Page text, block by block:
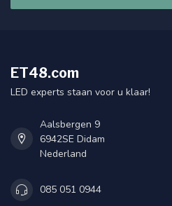
ET48.com
LED experts staan voor u klaar!
Aalsbergen 9
6942SE Didam
Nederland
085 051 0944